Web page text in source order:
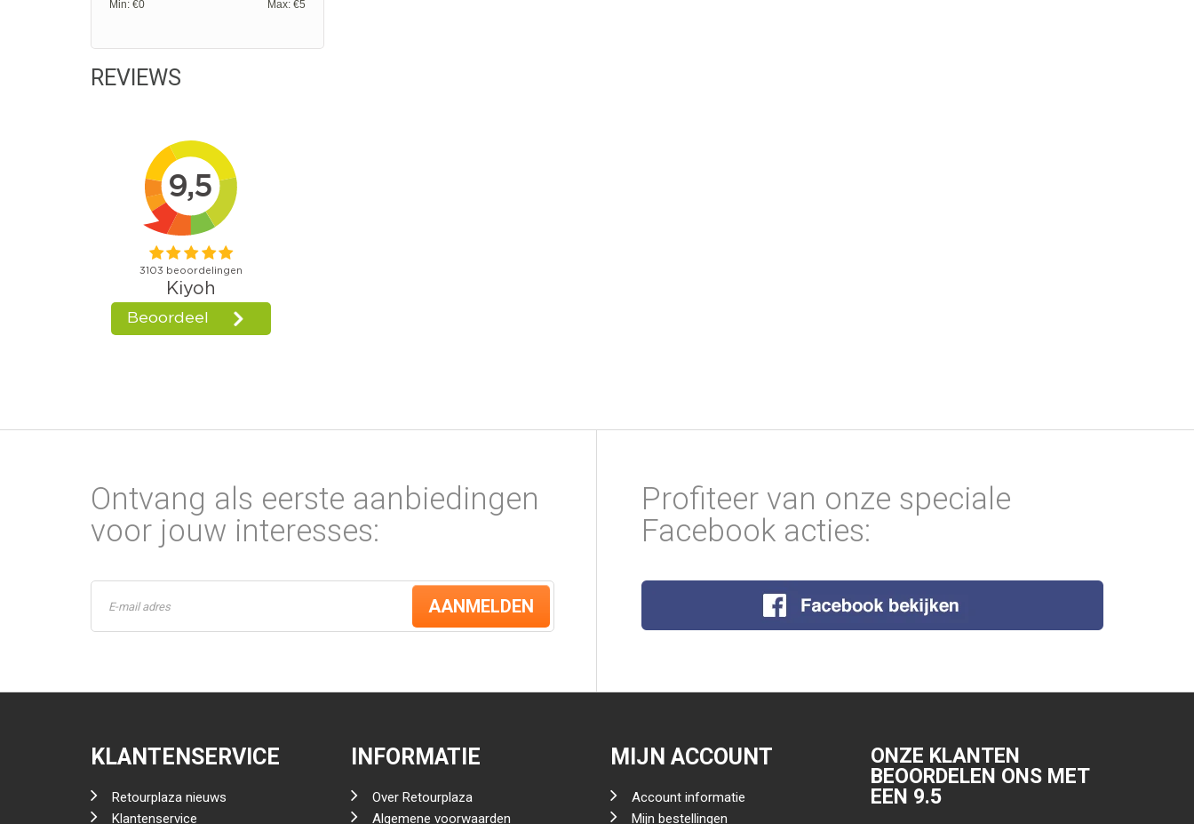
Min: €0 Max: €5
REVIEWS
Ontvang als eerste aanbiedingen
voor jouw interesses:
AANMELDEN
Profiteer van onze speciale
Facebook acties:
KLANTENSERVICE
Retourplaza nieuws
Klantenservice
INFORMATIE
Over Retourplaza
Algemene voorwaarden
MIJN ACCOUNT
Account informatie
Mijn bestellingen
ONZE KLANTEN
BEOORDELEN ONS MET
EEN 9.5